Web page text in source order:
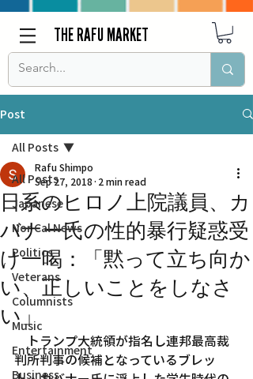
THE RAFU MARKET
Post
All Posts
Japanese
Nor Cal News
Politics
Veterans
Columnists
Music
Entertainment
Business
All Posts
日系のヒロノ上院議員、カ
バナー氏の性的暴行疑惑受
け一喝：「黙って立ち向か
い、正しいことをしなさ
い」
Rafu Shimpo
Sep 27, 2018 2 min read
トランプ大統領が指名し連邦最高裁
判所判事の候補となっているブレッ